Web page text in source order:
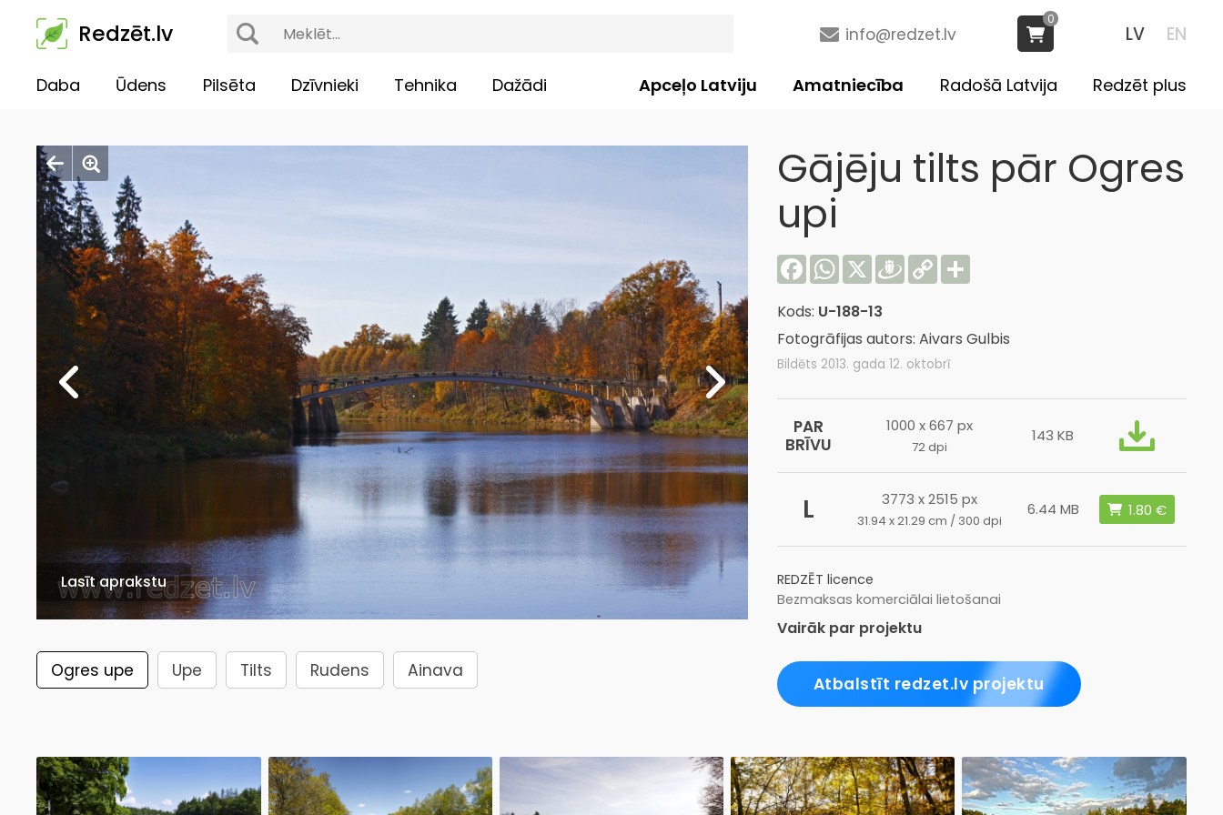
Redzēt.lv LV EN
info@redzet.lv
0
Daba Ūdens Pilsēta Dzīvnieki Tehnika Dažādi Redzēt plus
Radošā Latvija
Amatniecība
Apceļo Latviju
Lasīt aprakstu
Ogres upe Upe Tilts Rudens Ainava
Gājēju tilts pār Ogres
upi
Facebook
WhatsApp
X Draugiem
Copy
Link
Share
Kods: U-188-13
Fotogrāfijas autors: Aivars Gulbis
Bildēts 2013. gada 12. oktobrī
PAR
BRĪVU
1000 x 667 px
72 dpi
143 KB
L 3773 x 2515 px
31.94 x 21.29 cm / 300 dpi
6.44 MB
REDZĒT licence
Bezmaksas komerciālai lietošanai
Vairāk par projektu
Atbalstīt redzet.lv projektu